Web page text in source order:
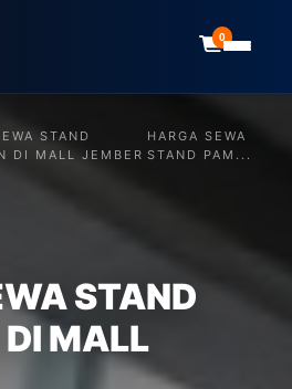
0
STAND
DI MALL JEMBER
HARGA SEWA
STAND PAM...
STAND
MALL